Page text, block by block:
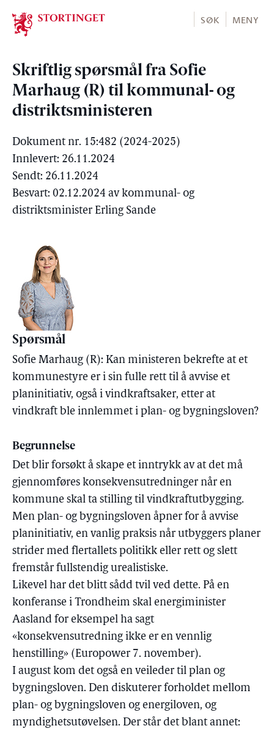
Stortinget.no
SØK MENY
Skriftlig spørsmål fra Sofie
Marhaug (R) til kommunal- og
distriktsministeren
Dokument nr. 15:482 (2024-2025)
Innlevert: 26.11.2024
Sendt: 26.11.2024
Besvart: 02.12.2024 av kommunal- og
distriktsminister Erling Sande
Spørsmål
Sofie Marhaug (R): Kan ministeren bekrefte at et
kommunestyre er i sin fulle rett til å avvise et
planinitiativ, også i vindkraftsaker, etter at
vindkraft ble innlemmet i plan- og bygningsloven?
Begrunnelse
Det blir forsøkt å skape et inntrykk av at det må
gjennomføres konsekvensutredninger når en
kommune skal ta stilling til vindkraftutbygging.
Men plan- og bygningsloven åpner for å avvise
planinitiativ, en vanlig praksis når utbyggers planer
strider med flertallets politikk eller rett og slett
fremstår fullstendig urealistiske.
Likevel har det blitt sådd tvil ved dette. På en
konferanse i Trondheim skal energiminister
Aasland for eksempel ha sagt
«konsekvensutredning ikke er en vennlig
henstilling» (Europower 7. november).
I august kom det også en veileder til plan og
bygningsloven. Den diskuterer forholdet mellom
plan- og bygningsloven og energiloven, og
myndighetsutøvelsen. Der står det blant annet: